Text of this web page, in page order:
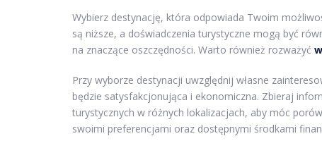
Wybierz destynację, która odpowiada Twoim
są niższe, a doświadczenia turystyczne mogą być
na znaczące oszczędności. Warto również rozważyć
Przy wyborze destynacji uwzględnij własne
będzie satysfakcjonująca i ekonomiczna. Zbieraj
turystycznych w różnych lokalizacjach, aby móc
swoimi preferencjami oraz dostępnymi środkami